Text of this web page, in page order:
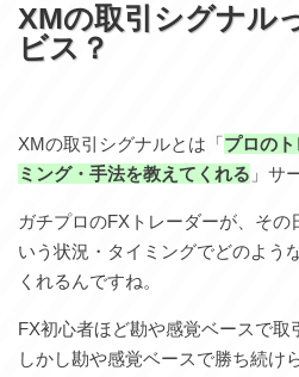
XMの取引シグナル
ビス？
XMの取引シグナルとは「プロの
ミング・手法を教えてくれる 」サ
ガチプロのFXトレーダーが、その
いう状況・タイミングでどのよう
くれるんですね。
FX初心者ほど勘や感覚ベースで取
しかし勘や感覚ベースで勝ち続け